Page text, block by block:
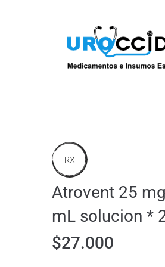
RX
Atrovent 25
mL solucion *
$27.000